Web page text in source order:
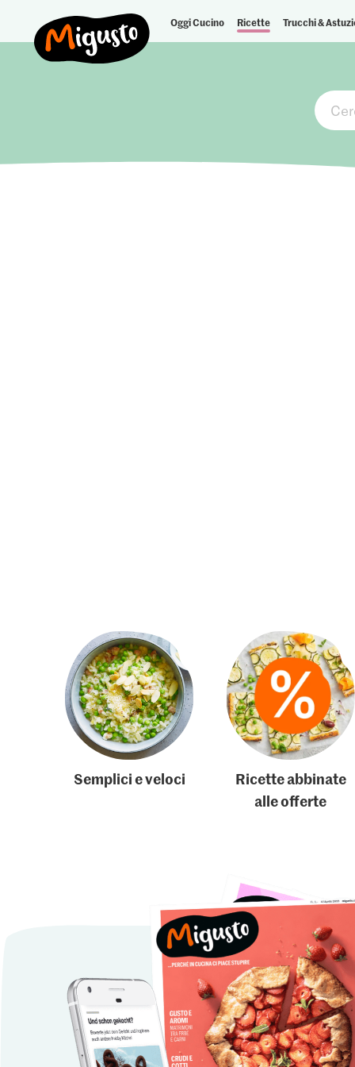
Oggi Cucino Ricette Trucchi &
Semplici e veloci
Ricette abbinate
alle offerte